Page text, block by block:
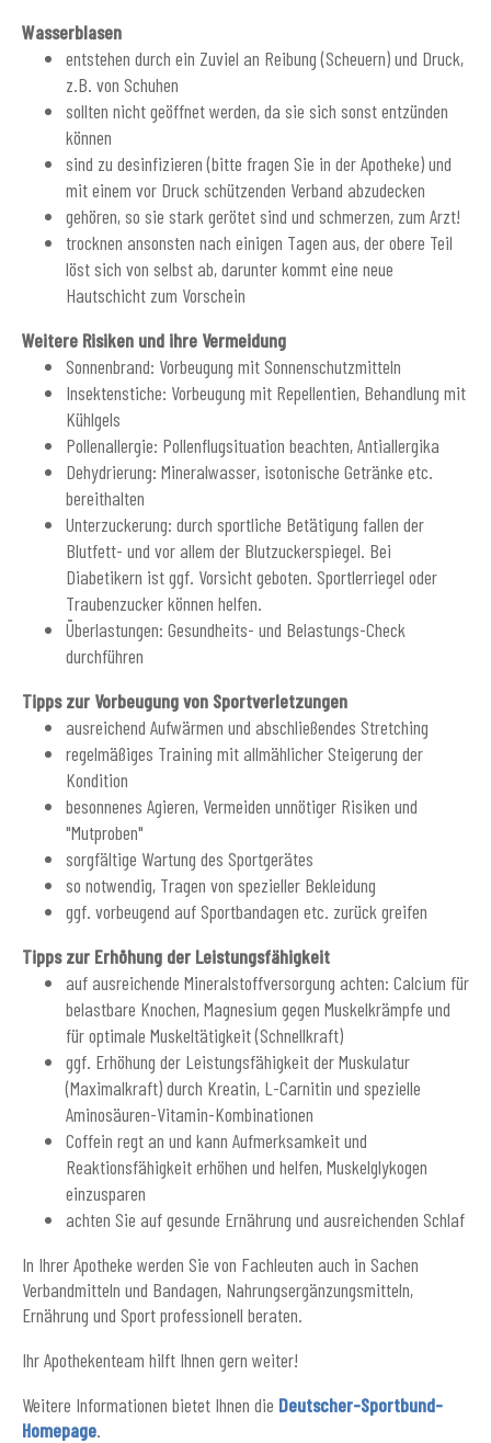
Wasserblasen
entstehen durch ein Zuviel an Reibung (Scheuern) und Druck,
z.B. von Schuhen
sollten nicht geöffnet werden, da sie sich sonst entzünden
können
sind zu desinfizieren (bitte fragen Sie in der Apotheke) und
mit einem vor Druck schützenden Verband abzudecken
gehören, so sie stark gerötet sind und schmerzen, zum Arzt!
trocknen ansonsten nach einigen Tagen aus, der obere Teil
löst sich von selbst ab, darunter kommt eine neue
Hautschicht zum Vorschein
Weitere Risiken und ihre Vermeidung
Sonnenbrand: Vorbeugung mit Sonnenschutzmitteln
Insektenstiche: Vorbeugung mit Repellentien, Behandlung mit
Kühlgels
Pollenallergie: Pollenflugsituation beachten, Antiallergika
Dehydrierung: Mineralwasser, isotonische Getränke etc.
bereithalten
Unterzuckerung: durch sportliche Betätigung fallen der
Blutfett- und vor allem der Blutzuckerspiegel. Bei
Diabetikern ist ggf. Vorsicht geboten. Sportlerriegel oder
Traubenzucker können helfen.
Überlastungen: Gesundheits- und Belastungs-Check
durchführen
Tipps zur Vorbeugung von Sportverletzungen
ausreichend Aufwärmen und abschließendes Stretching
regelmäßiges Training mit allmählicher Steigerung der
Kondition
besonnenes Agieren, Vermeiden unnötiger Risiken und
"Mutproben"
sorgfältige Wartung des Sportgerätes
so notwendig, Tragen von spezieller Bekleidung
ggf. vorbeugend auf Sportbandagen etc. zurück greifen
Tipps zur Erhöhung der Leistungsfähigkeit
auf ausreichende Mineralstoffversorgung achten: Calcium für
belastbare Knochen, Magnesium gegen Muskelkrämpfe und
für optimale Muskeltätigkeit (Schnellkraft)
ggf. Erhöhung der Leistungsfähigkeit der Muskulatur
(Maximalkraft) durch Kreatin, L-Carnitin und spezielle
Aminosäuren-Vitamin-Kombinationen
Coffein regt an und kann Aufmerksamkeit und
Reaktionsfähigkeit erhöhen und helfen, Muskelglykogen
einzusparen
achten Sie auf gesunde Ernährung und ausreichenden Schlaf
In Ihrer Apotheke werden Sie von Fachleuten auch in Sachen
Verbandmitteln und Bandagen, Nahrungsergänzungsmitteln,
Ernährung und Sport professionell beraten.
Ihr Apothekenteam hilft Ihnen gern weiter!
Weitere Informationen bietet Ihnen die Deutscher-Sportbund-
Homepage.